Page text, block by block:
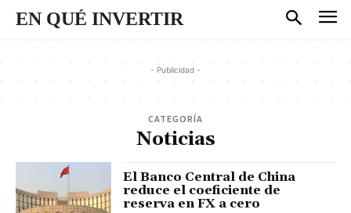
EN QUÉ INVERTIR
- Publicidad -
CATEGORÍA
Noticias
El Banco Central de China
reduce el coeficiente de
reserva en FX a cero